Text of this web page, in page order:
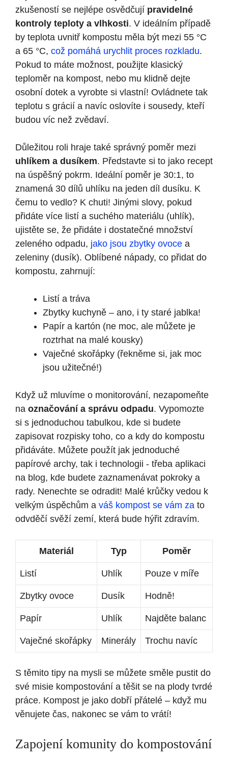
zkušeností‌ se⁤ nejlépe osvědčují pravidelné‍
kontroly teploty a vlhkosti. V ideálním‌ případě
by teplota uvnitř ⁢kompostu měla být mezi 55 °C
a 65 °C,​ což pomáhá urychlit proces rozkladu.
Pokud to máte možnost,‍ použijte klasický
teploměr na kompost, nebo mu klidně⁢ dejte
osobní ​dotek a vyrobte si vlastní! ‌Ovládnete tak
teplotu s grácií a navíc ‍oslovíte i sousedy, kteří
budou víc než zvědaví.
Důležitou roli hraje také správný poměr mezi
uhlíkem a dusíkem. Představte ​si to jako recept
na​ úspěšný pokrm. Ideální poměr​ je 30:1, to
znamená 30 dílů uhlíku na⁣ jeden díl ​dusíku. K
čemu to vedlo? K chuti! Jinými slovy, pokud
přidáte ⁣více listí a suchého materiálu (uhlík),
‍ujistěte ⁣se, že přidáte i dostatečné množství
zeleného ‍odpadu, jako jsou zbytky ovoce a
zeleniny ‌(dusík). Oblíbené nápady, co přidat‌ do
kompostu, zahrnují:
Listí a tráva
Zbytky kuchyně – ano, i ty staré jablka!
Papír a kartón (ne moc, ale můžete je
roztrhat⁣ na⁤ malé kousky)
Vaječné skořápky (řekněme si, jak moc
jsou užitečné!)
Když už mluvíme o monitorování, nezapomeňte
na označování⁣ a ‍správu odpadu. Vypomozte
si s ⁢jednoduchou tabulkou, ​kde si budete
zapisovat rozpisky toho, co a⁣ kdy do ⁤kompostu
přidáváte. Můžete⁣ použít jak jednoduché
papírové archy, tak i technologii -‍ třeba‌ aplikaci
na blog, kde budete zaznamenávat ‍pokroky a
rady. Nenechte se odradit!‍ Malé krůčky vedou k⁢
velkým úspěchům a váš kompost se vám za to
odvděčí svěží zemí, která bude hýřit zdravím.
Materiál Typ Poměr
Listí Uhlík Pouze v míře
Zbytky ovoce Dusík Hodně!
Papír Uhlík Najděte balanc
Vaječné skořápky Minerály Trochu navíc
S těmito tipy na mysli se můžete směle pustit do
⁣své misie kompostování ‍a těšit se na plody tvrdé
práce. Kompost je jako dobří ⁢přátelé – když mu
věnujete čas, nakonec se⁣ vám⁢ to vrátí!
Zapojení komunity do kompostování